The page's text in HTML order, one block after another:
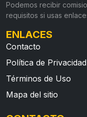
Podemos recibir
requisitos si usas
ENLACES
Contacto
Política de Privacidad
Términos de Uso
Mapa del sitio